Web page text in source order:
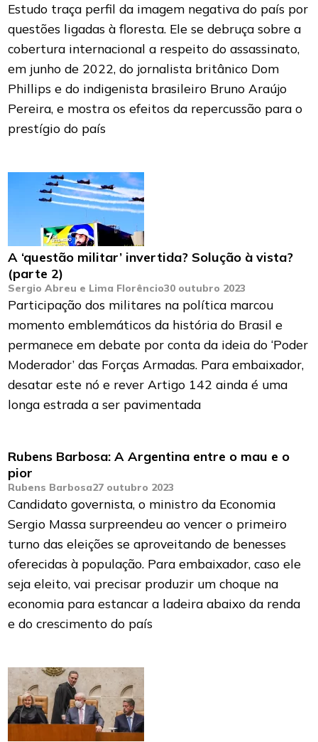
Estudo traça perfil da imagem negativa do país por
questões ligadas à floresta. Ele se debruça sobre a
cobertura internacional a respeito do assassinato,
em junho de 2022, do jornalista britânico Dom
Phillips e do indigenista brasileiro Bruno Araújo
Pereira, e mostra os efeitos da repercussão para o
prestígio do país
A ‘questão militar’ invertida? Solução à vista?
(parte 2)
Sergio Abreu e Lima Florêncio30 outubro 2023
Participação dos militares na política marcou
momento emblemáticos da história do Brasil e
permanece em debate por conta da ideia do ‘Poder
Moderador’ das Forças Armadas. Para embaixador,
desatar este nó e rever Artigo 142 ainda é uma
longa estrada a ser pavimentada
Rubens Barbosa: A Argentina entre o mau e o
pior
Rubens Barbosa27 outubro 2023
Candidato governista, o ministro da Economia
Sergio Massa surpreendeu ao vencer o primeiro
turno das eleições se aproveitando de benesses
oferecidas à população. Para embaixador, caso ele
seja eleito, vai precisar produzir um choque na
economia para estancar a ladeira abaixo da renda
e do crescimento do país